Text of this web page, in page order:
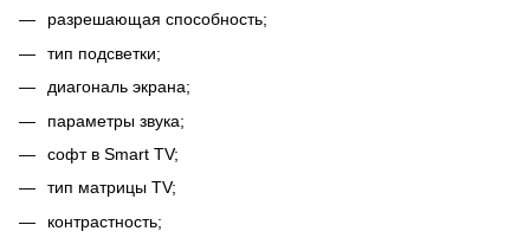
разрешающая способность;
тип подсветки;
диагональ экрана;
параметры звука;
софт в Smart TV;
тип матрицы TV;
контрастность;